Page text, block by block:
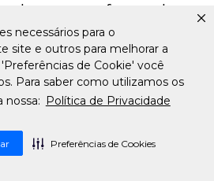
necessários para o
site e outros para melhorar a
de Cookie' você
Para saber como utilizamos os
nossa: Política de Privacidade
Preferências de Cookies
ser uma forma de
prestar serviços
como veterinário ou